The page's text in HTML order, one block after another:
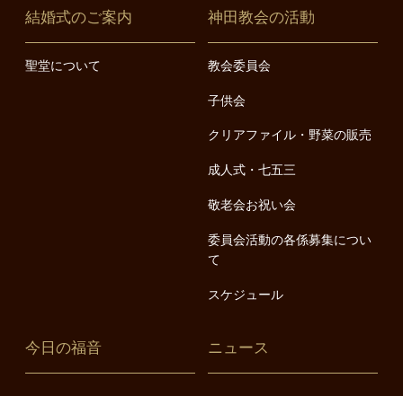
結婚式のご案内
聖堂について
神田教会の活動
教会委員会
子供会
クリアファイル・野菜の販売
成人式・七五三
敬老会お祝い会
委員会活動の各係募集につい
て
スケジュール
今日の福音 ニュース